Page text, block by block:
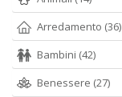
Arredamento (36)
Bambini (42)
Benessere (27)